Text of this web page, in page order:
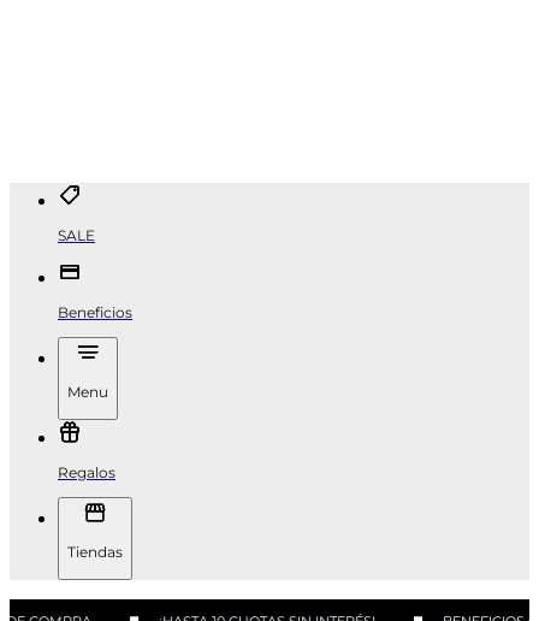
SALE
Beneficios
Menu
Regalos
Tiendas